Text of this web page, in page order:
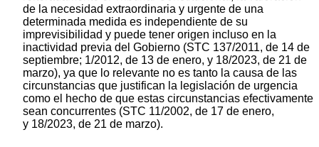
de la necesidad extraordinaria y urgente de una
determinada medida es independiente de su
imprevisibilidad y puede tener origen incluso en la
inactividad previa del Gobierno (STC 137/2011, de 14 de
septiembre; 1/2012, de 13 de enero, y 18/2023, de 21 de
marzo), ya que lo relevante no es tanto la causa de las
circunstancias que justifican la legislación de urgencia
como el hecho de que estas circunstancias efectivamente
sean concurrentes (STC 11/2002, de 17 de enero,
y 18/2023, de 21 de marzo).